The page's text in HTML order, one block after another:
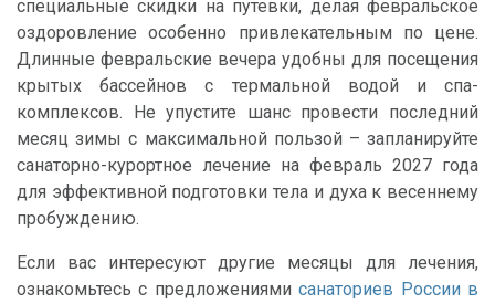
специальные скидки на путевки, делая февральское
оздоровление особенно привлекательным по цене.
Длинные февральские вечера удобны для посещения
крытых бассейнов с термальной водой и спа-
комплексов. Не упустите шанс провести последний
месяц зимы с максимальной пользой – запланируйте
санаторно-курортное лечение на февраль 2027 года
для эффективной подготовки тела и духа к весеннему
пробуждению.
Если вас интересуют другие месяцы для лечения,
ознакомьтесь с предложениямисанаториев России в